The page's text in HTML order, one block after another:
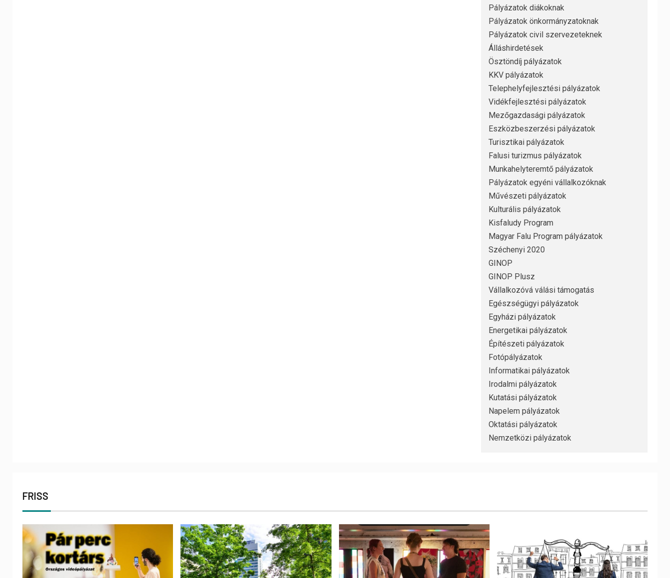
Pályázatok diákoknak
Pályázatok önkormányzatoknak
Pályázatok civil szervezeteknek
Álláshirdetések
Ösztöndíj pályázatok
KKV pályázatok
Telephelyfejlesztési pályázatok
Vidékfejlesztési pályázatok
Mezőgazdasági pályázatok
Eszközbeszerzési pályázatok
Turisztikai pályázatok
Falusi turizmus pályázatok
Munkahelyteremtő pályázatok
Pályázatok egyéni vállalkozóknak
Művészeti pályázatok
Kulturális pályázatok
Kisfaludy Program
Magyar Falu Program pályázatok
Széchenyi 2020
GINOP
GINOP Plusz
Vállalkozóvá válási támogatás
Egészségügyi pályázatok
Egyházi pályázatok
Energetikai pályázatok
Építészeti pályázatok
Fotópályázatok
Informatikai pályázatok
Irodalmi pályázatok
Kutatási pályázatok
Napelem pályázatok
Oktatási pályázatok
Nemzetközi pályázatok
FRISS